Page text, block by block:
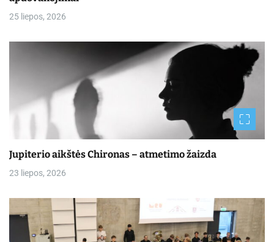
25 liepos, 2026
Jupiterio aikštės Chironas – atmetimo žaizda
23 liepos, 2026